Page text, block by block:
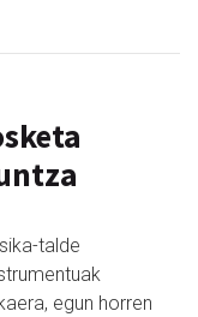
talde
egun horren